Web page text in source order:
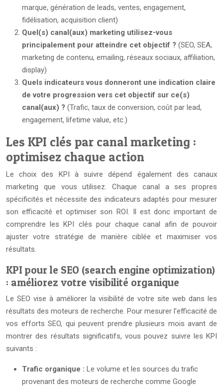
marque, génération de leads, ventes, engagement,
fidélisation, acquisition client)
Quel(s) canal(aux) marketing utilisez-vous
principalement pour atteindre cet objectif ? (SEO, SEA,
marketing de contenu, emailing, réseaux sociaux, affiliation,
display)
Quels indicateurs vous donneront une indication claire
de votre progression vers cet objectif sur ce(s)
canal(aux) ? (Trafic, taux de conversion, coût par lead,
engagement, lifetime value, etc.)
Les KPI clés par canal marketing :
optimisez chaque action
Le choix des KPI à suivre dépend également des canaux
marketing que vous utilisez. Chaque canal a ses propres
spécificités et nécessite des indicateurs adaptés pour mesurer
son efficacité et optimiser son ROI. Il est donc important de
comprendre les KPI clés pour chaque canal afin de pouvoir
ajuster votre stratégie de manière ciblée et maximiser vos
résultats.
KPI pour le SEO (search engine optimization)
: améliorez votre visibilité organique
Le SEO vise à améliorer la visibilité de votre site web dans les
résultats des moteurs de recherche. Pour mesurer l’efficacité de
vos efforts SEO, qui peuvent prendre plusieurs mois avant de
montrer des résultats significatifs, vous pouvez suivre les KPI
suivants :
Trafic organique : Le volume et les sources du trafic
provenant des moteurs de recherche comme Google